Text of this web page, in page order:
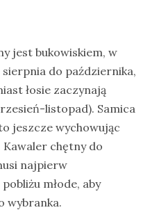
jest bukowiskiem, w
do października,
łosie zaczynają
listopad). Samica
jeszcze wychowując
chętny do
najpierw
młode, aby
wybranka.